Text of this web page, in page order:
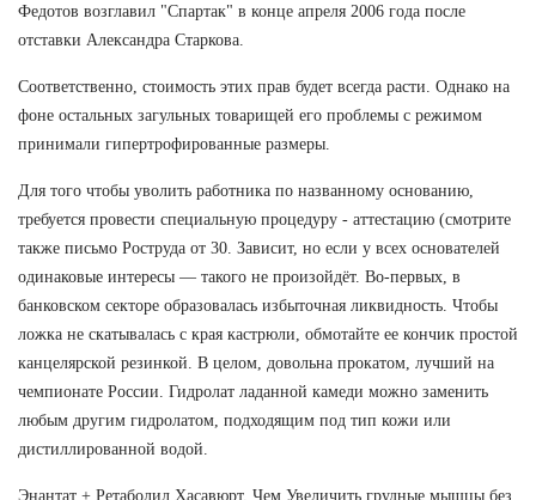
Федотов возглавил "Спартак" в конце апреля 2006 года после
отставки Александра Старкова.
Соответственно, стоимость этих прав будет всегда расти. Однако на
фоне остальных загульных товарищей его проблемы с режимом
принимали гипертрофированные размеры.
Для того чтобы уволить работника по названному основанию,
требуется провести специальную процедуру - аттестацию (смотрите
также письмо Роструда от 30. Зависит, но если у всех основателей
одинаковые интересы — такого не произойдёт. Во-первых, в
банковском секторе образовалась избыточная ликвидность. Чтобы
ложка не скатывалась с края кастрюли, обмотайте ее кончик простой
канцелярской резинкой. В целом, довольна прокатом, лучший на
чемпионате России. Гидролат ладанной камеди можно заменить
любым другим гидролатом, подходящим под тип кожи или
дистиллированной водой.
Энантат + Ретаболил Хасавюрт. Чем Увеличить грудные мышцы без